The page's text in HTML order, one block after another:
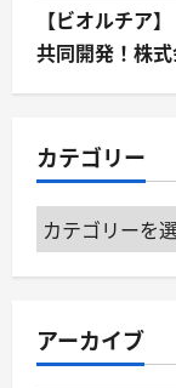
【ビオルチア
共同開発！株
カテゴリー
カ
テ
ゴ
ー
アーカイブ